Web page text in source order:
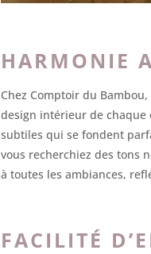
HARMONIE
Chez Comptoir du
design intérieur de chaque
subtiles qui se fondent
vous recherchiez des tons
à toutes les ambiances,
FACILITÉ